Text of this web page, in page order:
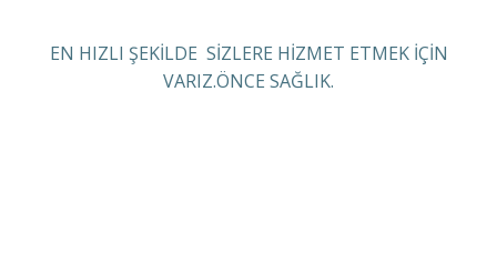
EN HIZLI ŞEKİLDE SİZLERE HİZMET ETMEK İÇİN
VARIZ.ÖNCE SAĞLIK.